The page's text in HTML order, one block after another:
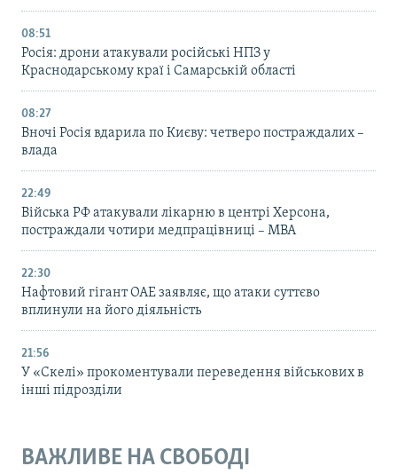
08:51
Росія: дрони атакували російські НПЗ у
Краснодарському краї і Самарській області
08:27
Вночі Росія вдарила по Києву: четверо постраждалих –
влада
22:49
Війська РФ атакували лікарню в центрі Херсона,
постраждали чотири медпрацівниці – МВА
22:30
Нафтовий гігант ОАЕ заявляє, що атаки суттєво
вплинули на його діяльність
21:56
У «Скелі» прокоментували переведення військових в
інші підрозділи
ВАЖЛИВЕ НА СВОБОДІ